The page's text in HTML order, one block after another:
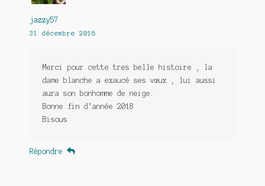
jazzy57
31 décembre 2018
Merci pour cette tres belle histoire , la
dame blanche a exaucé ses vœux , lui aussi
aura son bonhomme de neige.
Bonne fin d’année 2018
Bisous
Répondre